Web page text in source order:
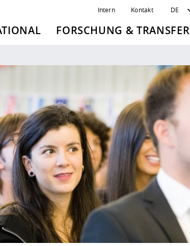
Intern Kontakt DE
FORSCHUNG & TRANSFER